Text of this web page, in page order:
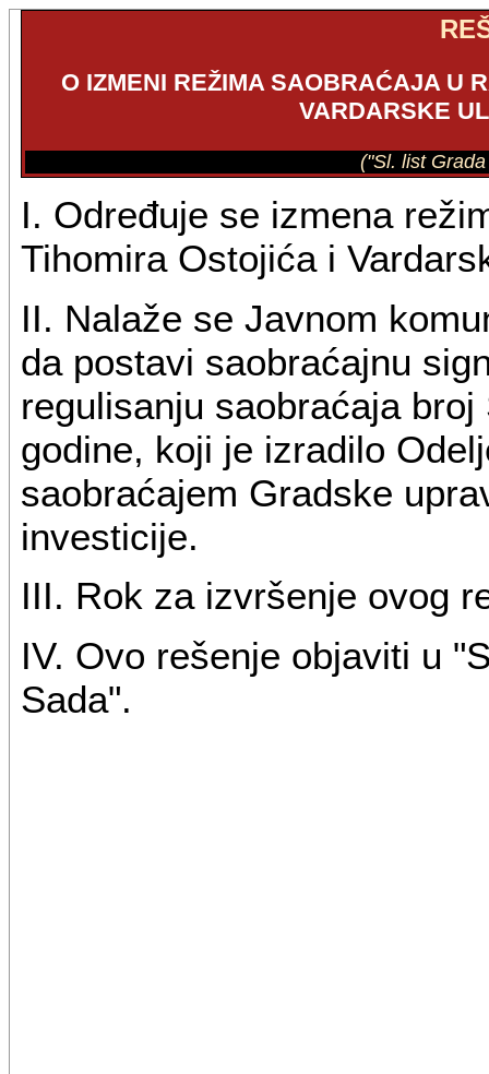
O IZMENI REŽIMA SAOBRAĆAJA U
VARDARSKE
("Sl. list
I. Određuje se izmena
Tihomira Ostojića i
II. Nalaže se Javnom
da postavi saobraćajnu
regulisanju saobraćaja
godine, koji je izradilo
saobraćajem Gradske
investicije.
III. Rok za izvršenje ovog
IV. Ovo rešenje objaviti u
Sada".